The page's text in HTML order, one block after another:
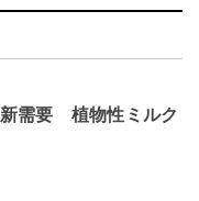
需要 植物性ミルク